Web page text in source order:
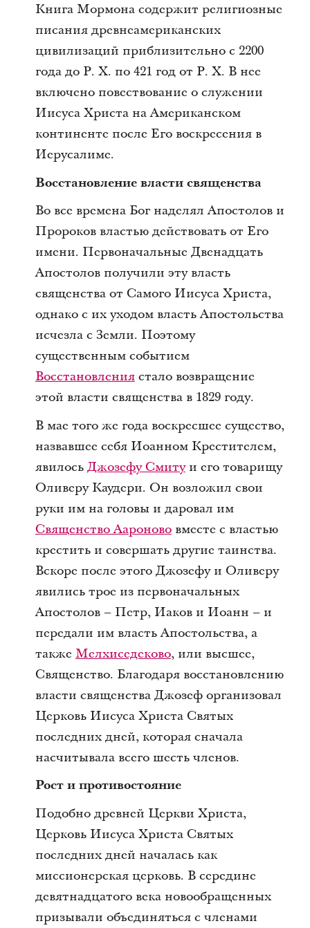
Книга Мормона содержит религиозные
писания древнеамериканских
цивилизаций приблизительно с 2200
года до Р. Х. по 421 год от Р. Х. В нее
включено повествование о служении
Иисуса Христа на Американском
континенте после Его воскресения в
Иерусалиме.
Восстановление власти священства
Во все времена Бог наделял Апостолов и
Пророков властью действовать от Его
имени. Первоначальные Двенадцать
Апостолов получили эту власть
священства от Самого Иисуса Христа,
однако с их уходом власть Апостольства
исчезла с Земли. Поэтому
существенным событием
Восстановлениястало возвращение
этой власти священства в 1829 году.
В мае того же года воскресшее существо,
назвавшее себя Иоанном Крестителем,
явилось Джозефу Смитуи его товарищу
Оливеру Каудери. Он возложил свои
руки им на головы и даровал им
Священство Ааронововместе с властью
крестить и совершать другие таинства.
Вскоре после этого Джозефу и Оливеру
явились трое из первоначальных
Апостолов – Петр, Иаков и Иоанн – и
передали им власть Апостольства, а
также Мелхиседеково, или высшее,
Cвященство. Благодаря восстановлению
власти священства Джозеф организовал
Церковь Иисуса Христа Святых
последних дней, которая сначала
насчитывала всего шесть членов.
Рост и противостояние
Подобно древней Церкви Христа,
Церковь Иисуса Христа Святых
последних дней началась как
миссионерская церковь. В середине
девятнадцатого века новообращенных
призывали объединяться с членами